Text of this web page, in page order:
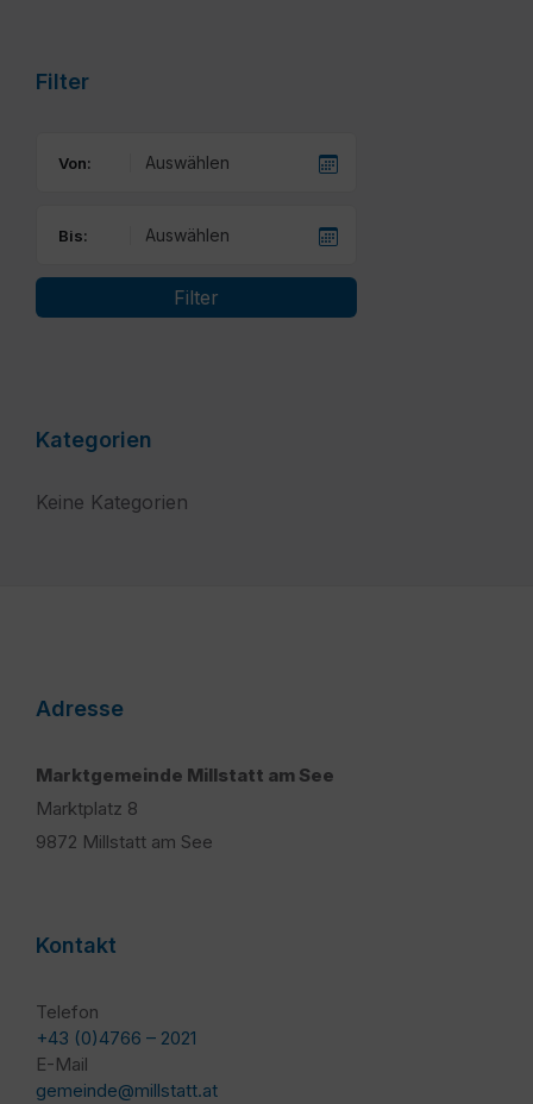
Filter
Von:
Bis:
Filter
Kategorien
Keine Kategorien
Adresse
Marktgemeinde Millstatt am See
Marktplatz 8
9872 Millstatt am See
Kontakt
Telefon
+43 (0)4766 – 2021
E-Mail
gemeinde@millstatt.at